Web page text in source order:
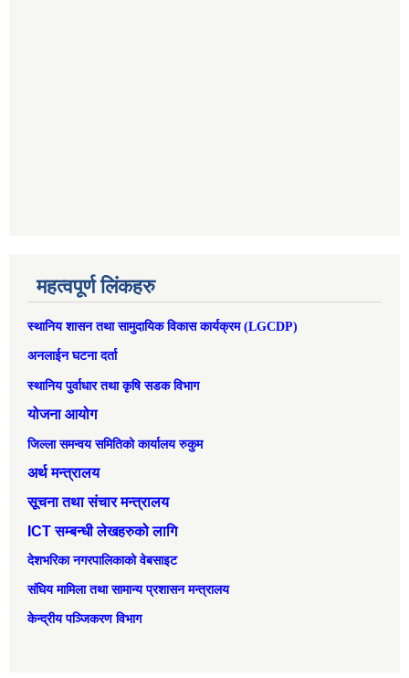
महत्वपूर्ण लिंकहरु
स्थानिय शासन तथा सामुदायिक विकास कार्यक्रम (LGCDP)
अनलाईन घटना दर्ता
स्थानिय पुर्वाधार तथा कृषि सडक विभाग
योजना आयोग
जिल्ला समन्वय समितिको कार्यालय रुकुम
अर्थ मन्त्रालय
सूचना तथा संचार मन्त्रालय
ICT सम्बन्धी लेखहरुको लागि
देशभरिका नगरपालिकाको वेबसाइट
संघिय मामिला तथा सामान्‍य प्रशासन मन्त्रालय
केन्द्रीय पञ्जिकरण विभाग